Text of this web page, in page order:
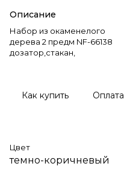
Описание
Набор из окаменелого
дерева 2 предм NF-66138
дозатор,стакан,
Как купить Оплата
Цвет
темно-коричневый